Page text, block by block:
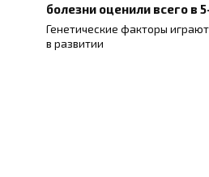
болезни оценили всего в
Генетические факторы
в развитии